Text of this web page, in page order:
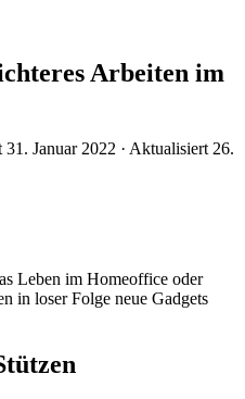
Arbeiten im
31. Januar 2022 · Aktualisiert 26.
Leben im Homeoffice oder
in loser Folge neue Gadgets